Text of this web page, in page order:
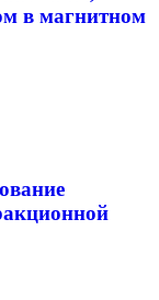
в магнитном